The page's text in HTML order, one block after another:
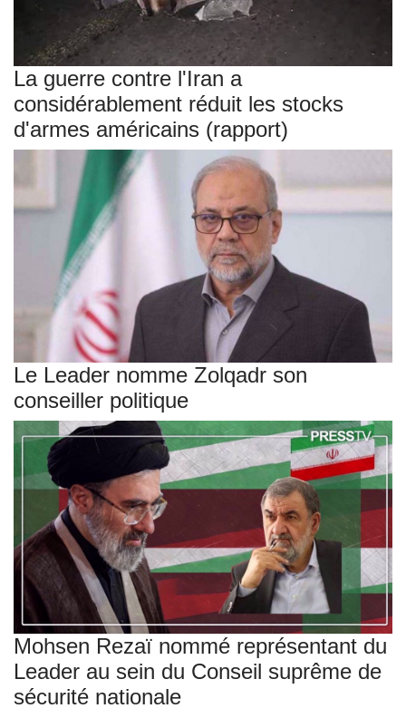
La guerre contre l'Iran a
considérablement réduit les stocks
d'armes américains (rapport)
Le Leader nomme Zolqadr son
conseiller politique
Mohsen Rezaï nommé représentant du
Leader au sein du Conseil suprême de
sécurité nationale